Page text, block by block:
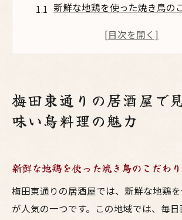
新鮮な地鶏を使った焼き鳥の
居酒屋定番のからあげで楽し
地元民に愛される鳥料理の秘
友達と過ごす梅田の夜美味しい鳥
友達とシェアしたいおすすめ
気軽に楽しめるお得なセット
梅田東通りの居酒屋で
味い鳥料理の魅力
新鮮な地鶏を使った焼き鳥のこだわり
梅田東通りの居酒屋では、新鮮な地鶏
が人気の一つです。この地域では、毎